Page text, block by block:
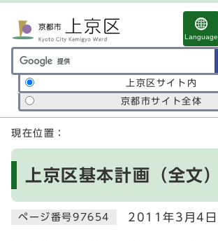
Language
サイト内検索の範囲
上京区サイト内
京都市サイト全体
ここから本文です
現在位置：
上京区基本計画（全文）
ページ番号97654 2011年3月4日